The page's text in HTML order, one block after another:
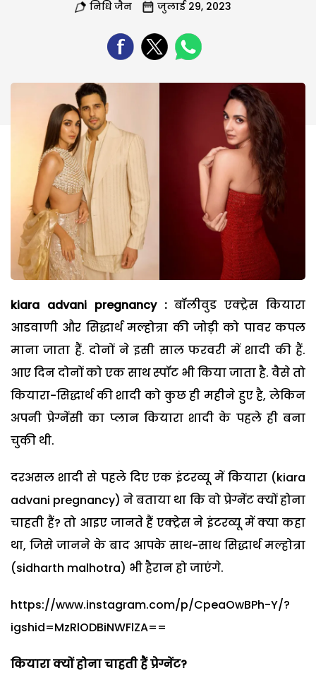
निधि जैन जुलाई 29, 2023
kiara advani pregnancy :बॉलीवुड एक्ट्रेस कियारा
आडवाणी और सिद्धार्थ मल्होत्रा की जोड़ी को पावर कपल
माना जाता हैं. दोनों ने इसी साल फरवरी में शादी की हैं.
आए दिन दोनों को एक साथ स्पॉट भी किया जाता है. वैसे तो
कियारा-सिद्धार्थ की शादी को कुछ ही महीने हुए है, लेकिन
अपनी प्रेग्नेंसी का प्लान कियारा शादी के पहले ही बना
चुकी थी.
दरअसल शादी से पहले दिए एक इंटरव्यू में कियारा (kiara
advani pregnancy) ने बताया था कि वो प्रेग्नेंट क्यों होना
चाहती हैं? तो आइए जानते हैं एक्ट्रेस ने इंटरव्यू में क्या कहा
था, जिसे जानने के बाद आपके साथ-साथ सिद्धार्थ मल्होत्रा
(sidharth malhotra) भी हैरान हो जाएंगे.
https://www.instagram.com/p/CpeaOwBPh-Y/?
igshid=MzRlODBiNWFlZA==
कियारा क्यों होना चाहती हैं प्रेग्नेंट?